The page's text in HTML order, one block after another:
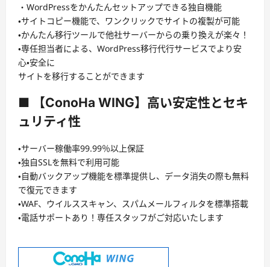
・WordPressをかんたんセットアップできる独自機能
・サイトコピー機能で、ワンクリックでサイトの複製が可能
・かんたん移行ツールで他社サーバーからの乗り換えが楽々！
・専任担当者による、WordPress移行代行サービスでより安
心・安全に
サイトを移行することができます
■ 【ConoHa WING】高い安定性とセキ
ュリティ性
・サーバー稼働率99.99％以上保証
・独自SSLを無料で利用可能
・自動バックアップ機能を標準提供し、データ消失の際も無料
で復元できます
・WAF、ウイルススキャン、スパムメールフィルタを標準搭載
・電話サポートあり！専任スタッフがご対応いたします